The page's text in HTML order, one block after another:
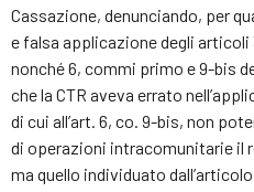
Cassazione, denunciando, per
e falsa applicazione degli articoli
nonché 6, commi primo e 9-bis
che la CTR aveva errato
di cui all’art. 6, co. 9-bis, non
di operazioni intracomunitarie il
ma quello individuato dall’articolo